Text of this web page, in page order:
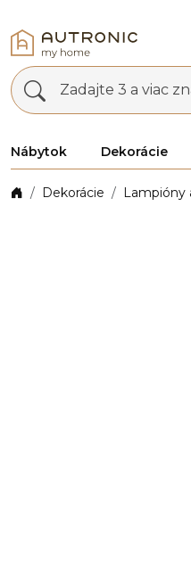
Zadajte 3 a viac
Nábytok Dekorácie
Dekorácie Lampióny